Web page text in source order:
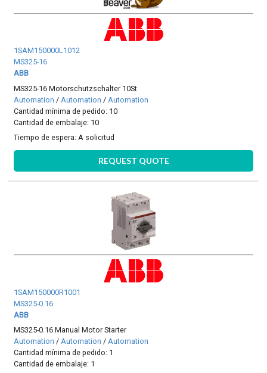
1SAM150000L1012
MS325-16
ABB
MS325-16 Motorschutzschalter 10St
Automation / Automation / Automation
Cantidad mínima de pedido: 10
Cantidad de embalaje: 10
Tiempo de espera: A solicitud
REQUEST QUOTE
1SAM150000R1001
MS325-0.16
ABB
MS325-0.16 Manual Motor Starter
Automation /Automation /Automation
Cantidad mínima de pedido: 1
Cantidad de embalaje: 1